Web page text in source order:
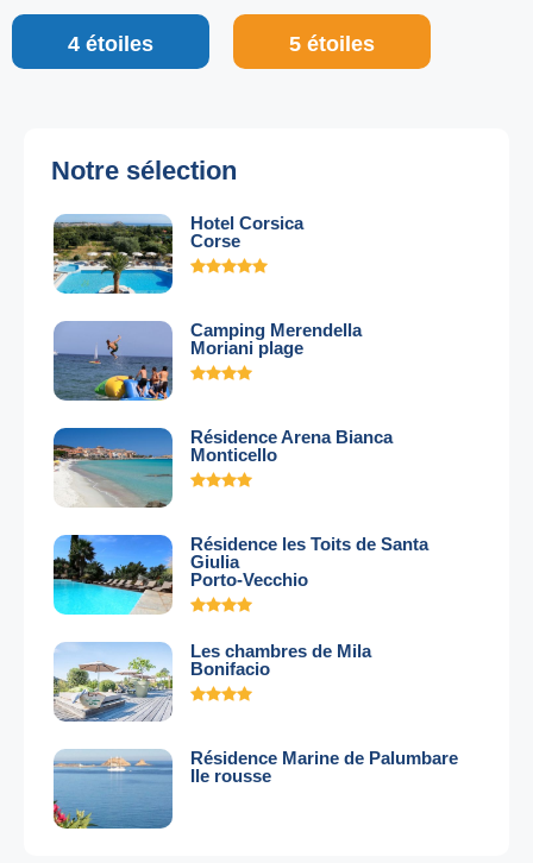
4 étoiles 5 étoiles
Notre sélection
Hotel Corsica
Corse
Camping Merendella
Moriani plage
Résidence Arena Bianca
Monticello
Résidence les Toits de Santa
Giulia
Porto-Vecchio
Les chambres de Mila
Bonifacio
Résidence Marine de Palumbare
Ile rousse